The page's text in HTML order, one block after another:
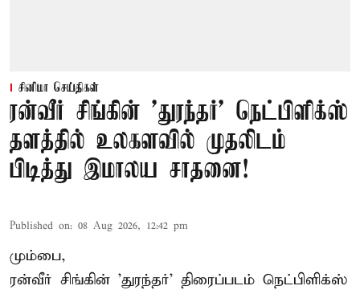
சினிமா செய்திகள்
ரன்வீர் சிங்கின் 'துரந்தர்' நெட்பிளிக்ஸ்
தளத்தில் உலகளவில் முதலிடம்
பிடித்து இமாலய சாதனை!
Published on: 08 Aug 2026, 12:42 pm
மும்பை,
ரன்வீர் சிங்கின் 'துரந்தர்' திரைப்படம் நெட்பிளிக்ஸ்